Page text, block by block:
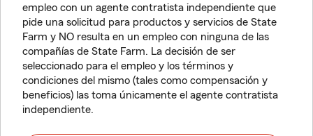
empleo con un agente contratista independiente que
pide una solicitud para productos y servicios de State
Farm y NO resulta en un empleo con ninguna de las
compañías de State Farm. La decisión de ser
seleccionado para el empleo y los términos y
condiciones del mismo (tales como compensación y
beneficios) las toma únicamente el agente contratista
independiente.